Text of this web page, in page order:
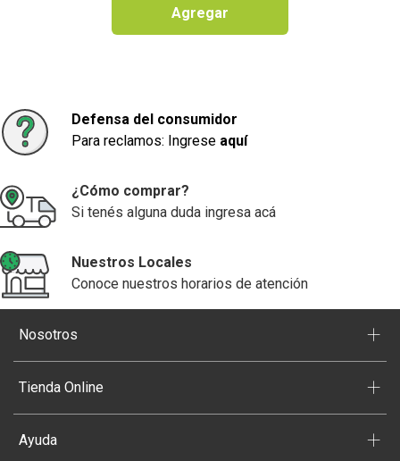
Agregar
Defensa del consumidor
Para reclamos: Ingrese aquí
¿Cómo comprar?
Si tenés alguna duda ingresa acá
Nuestros Locales
Conoce nuestros horarios de atención
Nosotros +
Tienda Online +
Ayuda +